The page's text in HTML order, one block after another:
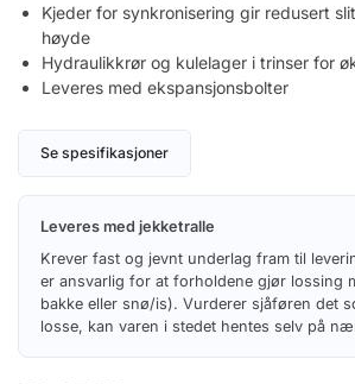
Kjeder for synkronisering gir redusert
høyde
Hydraulikkrør og kulelager i trinser for
Leveres med ekspansjonsbolter
Se spesifikasjoner
Leveres med jekketralle
Krever fast og jevnt underlag fram til
er ansvarlig for at forholdene gjør lossing
bakke eller snø/is). Vurderer sjåføren det
losse, kan varen i stedet hentes selv på